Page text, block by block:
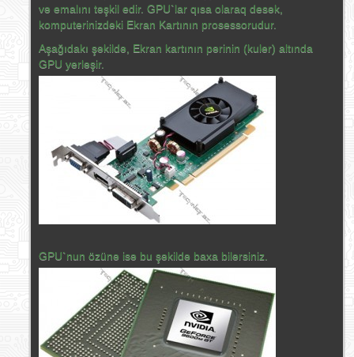
və emalını təşkil edir. GPU`lar qısa olaraq desək,
komputerinizdəki Ekran Kartının prosessorudur.
Aşağıdakı şəkildə, Ekran kartının pərinin (kuler) altında
GPU yerləşir.
GPU`nun özünə isə bu şəkildə baxa bilərsiniz.